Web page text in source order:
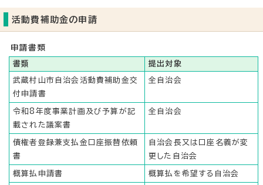
活動費補助金の申請
申請書類
書類 提出対象
武蔵村山市自治会活動費補助金交
付申請書
全自治会
令和8年度事業計画及び予算が記
載された議案書
全自治会
債権者登録兼支払金口座振替依頼
書
自治会長又は口座名義が変
更した自治会
概算払申請書 概算払を希望する自治会